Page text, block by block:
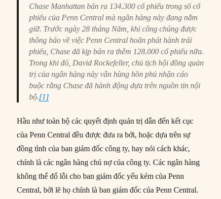
Chase Manhattan bán ra 134.300 cổ phiếu trong số cổ
phiếu của Penn Central mà ngân hàng này đang nắm
giữ. Trước ngày 28 tháng Năm, khi công chúng được
thông báo về việc Penn Central hoãn phát hành trái
phiếu, Chase đã kịp bán ra thêm 128.000 cổ phiếu nữa.
Trong khi đó, David Rockefeller, chủ tịch hội đồng quản
trị của ngân hàng này vẫn hùng hồn phủ nhận cáo
buộc rằng Chase đã hành động dựa trên nguồn tin nội
bộ.[1]
Hầu như toàn bộ các quyết định quản trị dẫn đến kết cục
của Penn Central đều được đưa ra bởi, hoặc dựa trên sự
đồng tình của ban giám đốc công ty, hay nói cách khác,
chính là các ngân hàng chủ nợ của công ty. Các ngân hàng
không thể đổ lỗi cho ban giám đốc yếu kém của Penn
Central, bởi lẽ họ chính là ban giám đốc của Penn Central.